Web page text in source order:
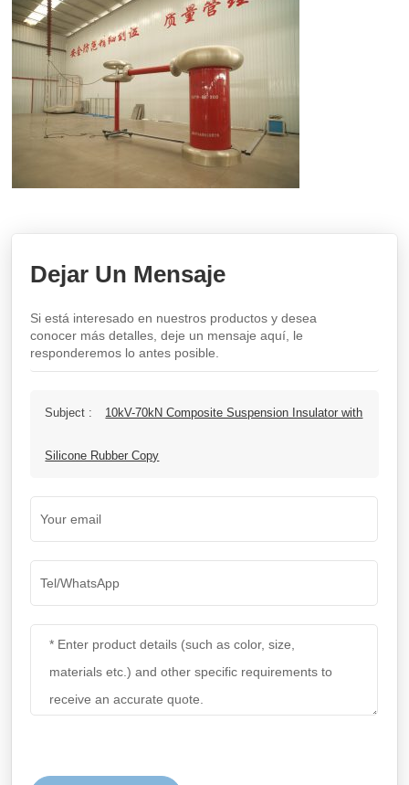
Dejar Un Mensaje
Si está interesado en nuestros productos y desea
conocer más detalles, deje un mensaje aquí, le
responderemos lo antes posible.
Subject : 10kV-70kN Composite Suspension Insulator with
Silicone Rubber Copy